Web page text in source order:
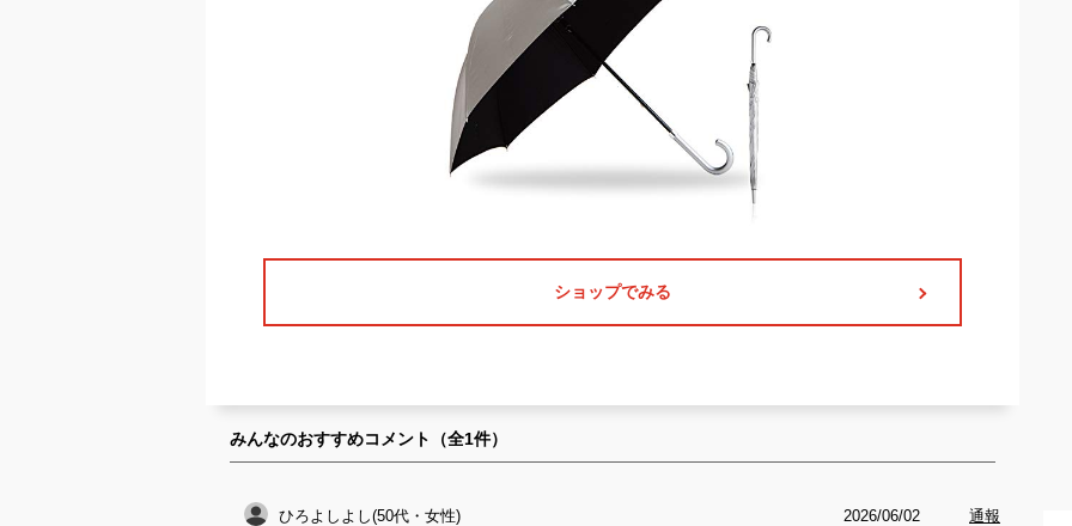
ショップでみる
みんなのおすすめコメント（全1件）
ひろよしよし(50代・女性) 2026/06/02 通報